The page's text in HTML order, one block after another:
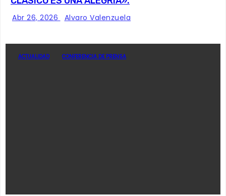
Abr 26, 2026 Alvaro Valenzuela
ACTUALIDAD CONFERENCIA DE PRENSA